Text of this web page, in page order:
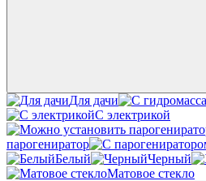
Для дачи
С электрикой
парогениратор
Белый
Черный
Матовое стекло